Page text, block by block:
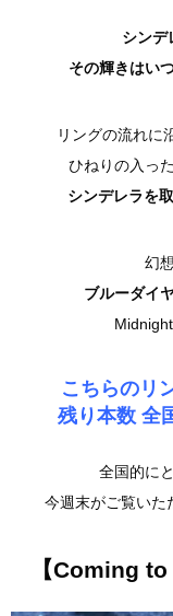
シンデ
その輝きはい
リングの流れに
ひねりの入っ
シンデレラを
幻
ブルーダイ
こちらのリ
残り本数 全
全国的に
今週末がご覧いた
【Coming